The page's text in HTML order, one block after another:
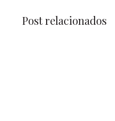
Post relacionados